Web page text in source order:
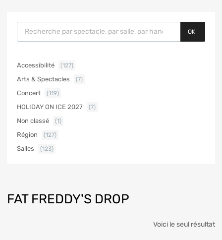
FAT FREDDY'S DROP
Voici le seul résultat
OK
Accessibilité (127)
Arts & Spectacles (7)
Concert (119)
HOLIDAY ON ICE 2027 (7)
Non classé (1)
Région (127)
Salles (123)